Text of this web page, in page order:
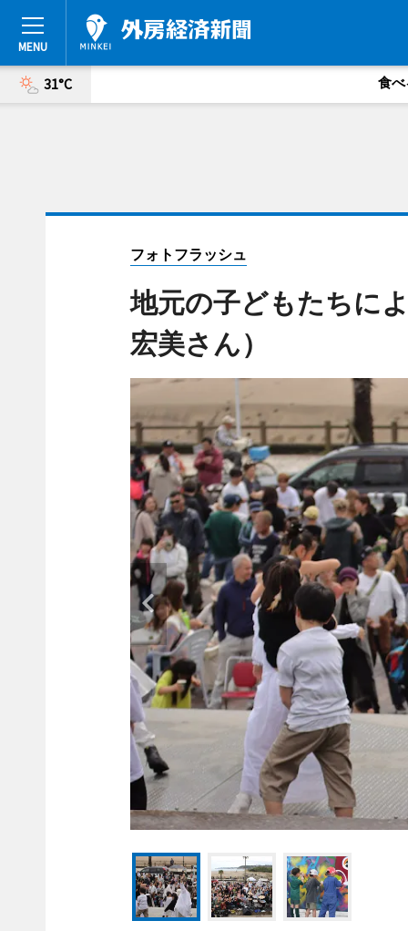
31°C 食べ
フォトフラッシュ
地元の子どもたちに
宏美さん）